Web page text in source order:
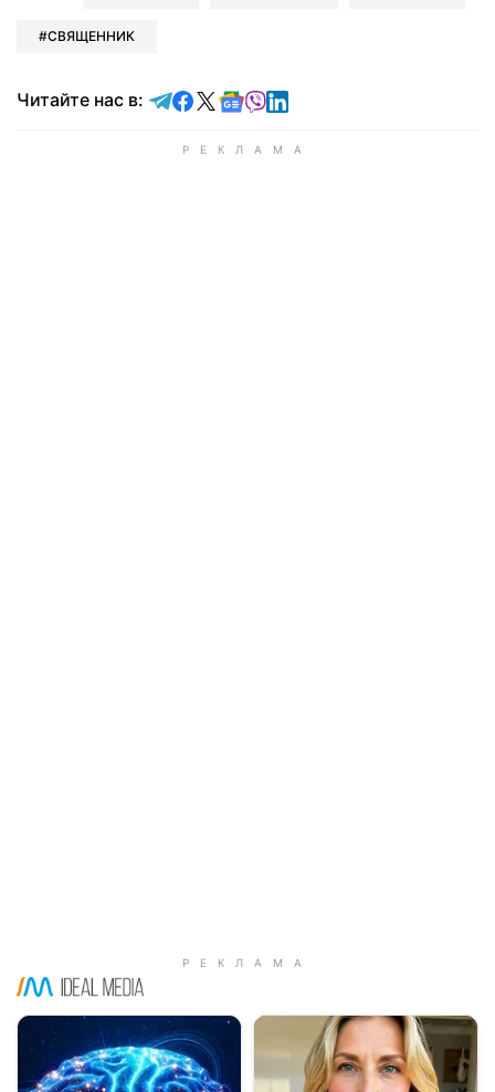
СВЯЩЕННИК
Читайте нас в: Читайте в Telegram
Читайте в Facebook
Читайте в X
Читайте в Google news
Читайте в Viber
Читайте в LinkedIn